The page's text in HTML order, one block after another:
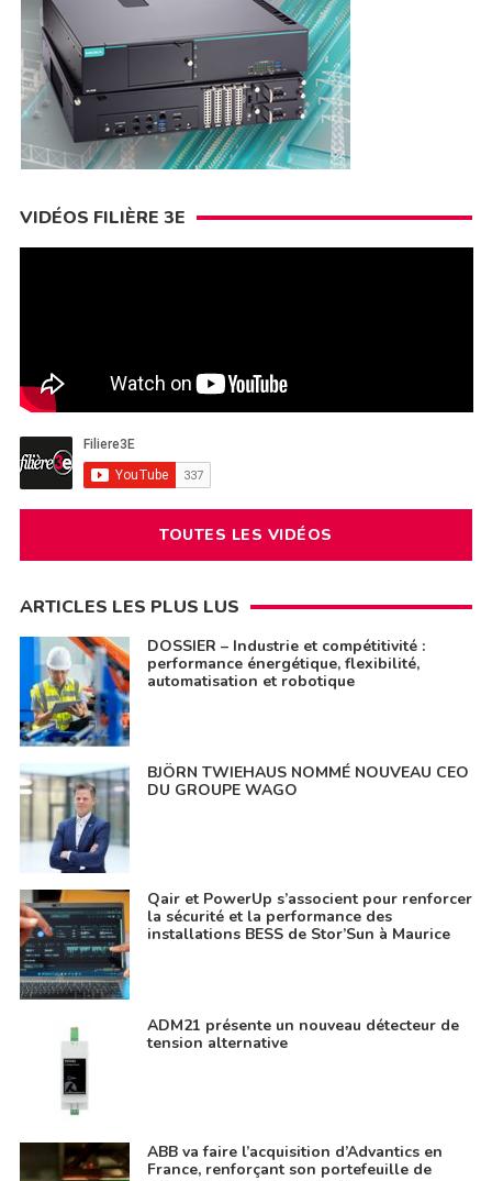
VIDÉOS FILIÈRE 3E
TOUTES LES VIDÉOS
ARTICLES LES PLUS LUS
DOSSIER – Industrie et compétitivité :
performance énergétique, flexibilité,
automatisation et robotique
BJÖRN TWIEHAUS NOMMÉ NOUVEAU CEO
DU GROUPE WAGO
Qair et PowerUp s’associent pour renforcer
la sécurité et la performance des
installations BESS de Stor’Sun à Maurice
ADM21 présente un nouveau détecteur de
tension alternative
ABB va faire l’acquisition d’Advantics en
France, renforçant son portefeuille de